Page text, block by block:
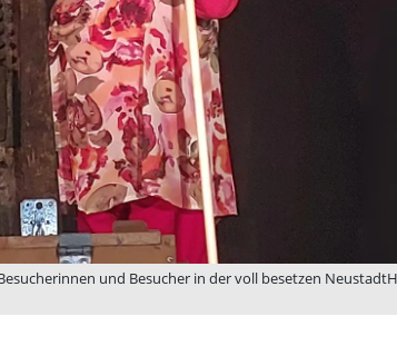
und Besucher in der voll besetzen